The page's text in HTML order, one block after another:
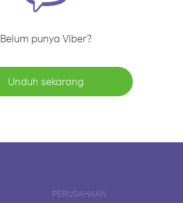
Belum punya Viber?
Unduh sekarang
PERUSAHAAN